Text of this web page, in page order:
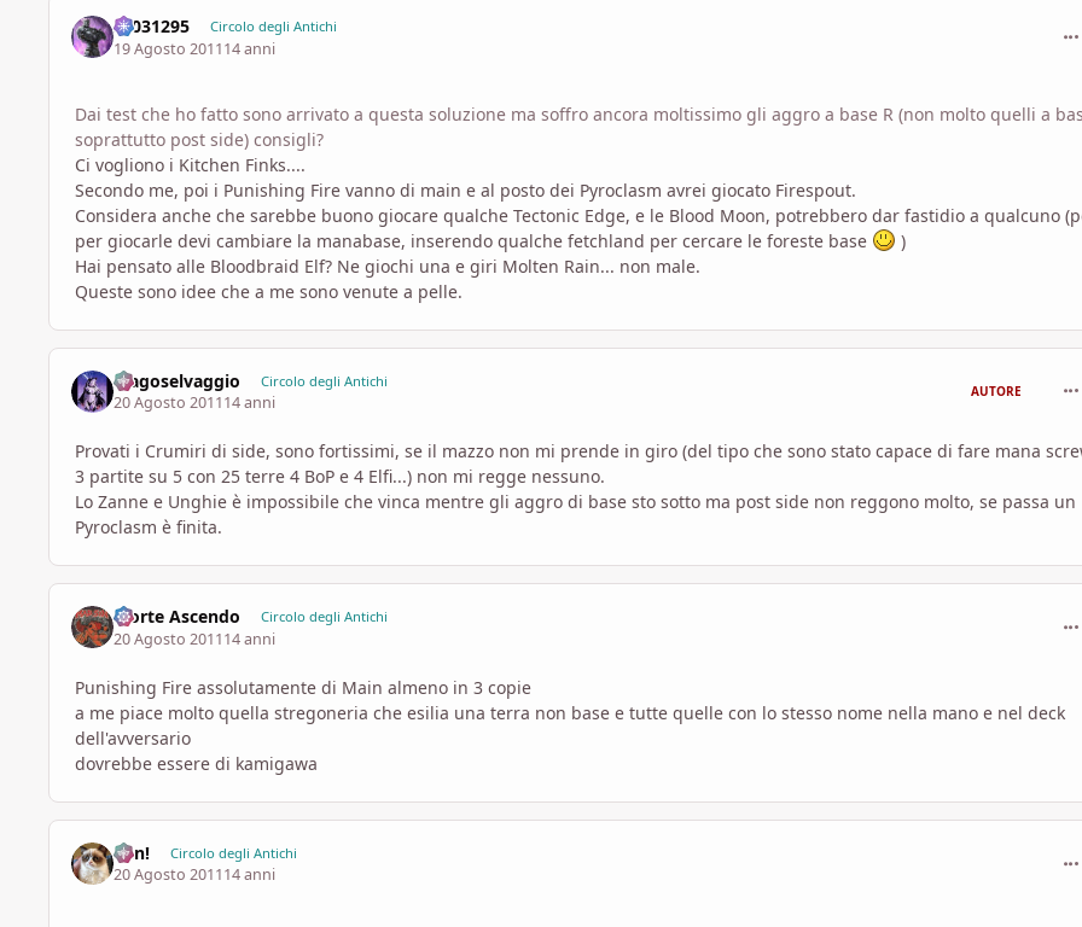
s1031295 Circolo degli Antichi
19 Agosto 201114 anni
Dai test che ho fatto sono arrivato a questa soluzione ma soffro ancora moltissimo gli aggro a base R (non molto quelli a
soprattutto post side) consigli?
Ci vogliono i Kitchen Finks....
Secondo me, poi i Punishing Fire vanno di main e al posto dei Pyroclasm avrei giocato Firespout.
Considera anche che sarebbe buono giocare qualche Tectonic Edge, e le Blood Moon, potrebbero dar fastidio a qualcuno
per giocarle devi cambiare la manabase, inserendo qualche fetchland per cercare le foreste base
)
Hai pensato alle Bloodbraid Elf? Ne giochi una e giri Molten Rain... non male.
Queste sono idee che a me sono venute a pelle.
Magoselvaggio Circolo degli Antichi
20 Agosto 201114 anni
AUTORE
Provati i Crumiri di side, sono fortissimi, se il mazzo non mi prende in giro (del tipo che sono stato capace di fare mana
3 partite su 5 con 25 terre 4 BoP e 4 Elfi...) non mi regge nessuno.
Lo Zanne e Unghie è impossibile che vinca mentre gli aggro di base sto sotto ma post side non reggono molto, se passa un
Pyroclasm è finita.
Morte Ascendo Circolo degli Antichi
20 Agosto 201114 anni
Punishing Fire assolutamente di Main almeno in 3 copie
a me piace molto quella stregoneria che esilia una terra non base e tutte quelle con lo stesso nome nella mano e nel deck
dell'avversario
dovrebbe essere di kamigawa
Ren! Circolo degli Antichi
20 Agosto 201114 anni